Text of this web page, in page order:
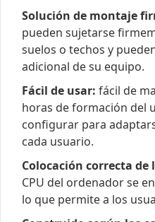
Solución de montaje
pueden sujetarse
suelos o techos y
adicional de su equipo.
Fácil de usar: fácil de
horas de formación del
configurar para
cada usuario.
Colocación correcta de
CPU del ordenador se
lo que permite a los